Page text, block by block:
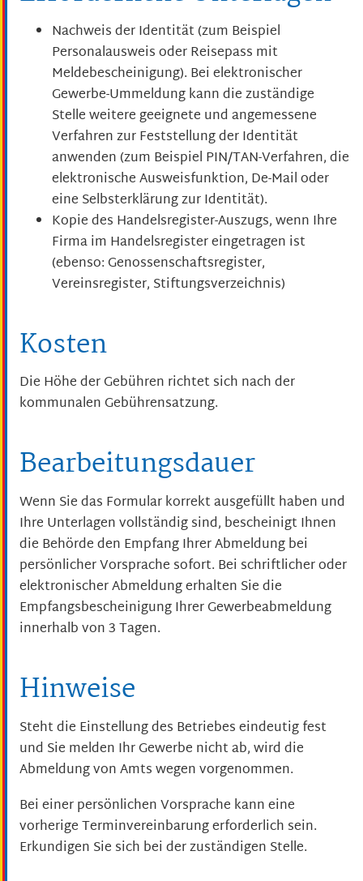
Nachweis der Identität (zum Beispiel
Personalausweis oder Reisepass mit
Meldebescheinigung). Bei elektronischer
Gewerbe-Ummeldung kann die zuständige
Stelle weitere geeignete und angemessene
Verfahren zur Feststellung der Identität
anwenden (zum Beispiel PIN/TAN-Verfahren, die
elektronische Ausweisfunktion, De-Mail oder
eine Selbsterklärung zur Identität).
Kopie des Handelsregister-Auszugs, wenn Ihre
Firma im Handelsregister eingetragen ist
(ebenso: Genossenschaftsregister,
Vereinsregister, Stiftungsverzeichnis)
Kosten
Die Höhe der Gebühren richtet sich nach der
kommunalen Gebührensatzung.
Bearbeitungsdauer
Wenn Sie das Formular korrekt ausgefüllt haben und
Ihre Unterlagen vollständig sind, bescheinigt Ihnen
die Behörde den Empfang Ihrer Abmeldung bei
persönlicher Vorsprache sofort. Bei schriftlicher oder
elektronischer Abmeldung erhalten Sie die
Empfangsbescheinigung Ihrer Gewerbeabmeldung
innerhalb von 3 Tagen.
Hinweise
Steht die Einstellung des Betriebes eindeutig fest
und Sie melden Ihr Gewerbe nicht ab, wird die
Abmeldung von Amts wegen vorgenommen.
Bei einer persönlichen Vorsprache kann eine
vorherige Terminvereinbarung erforderlich sein.
Erkundigen Sie sich bei der zuständigen Stelle.